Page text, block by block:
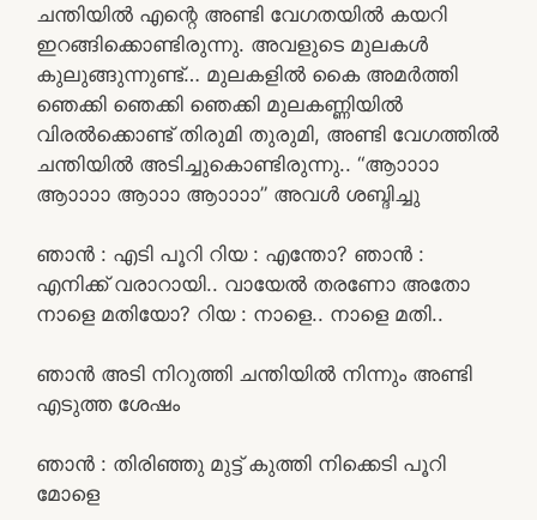
ചന്തിയിൽ എന്റെ അണ്ടി വേഗതയിൽ കയറി
ഇറങ്ങിക്കൊണ്ടിരുന്നു. അവളുടെ മുലകൾ
കുലുങ്ങുന്നുണ്ട്… മുലകളിൽ കൈ അമർത്തി
ഞെക്കി ഞെക്കി ഞെക്കി മുലകണ്ണിയിൽ
വിരൽക്കൊണ്ട് തിരുമി തുരുമി, അണ്ടി വേഗത്തിൽ
ചന്തിയിൽ അടിച്ചുകൊണ്ടിരുന്നു.. “ആാാാാ
ആാാാാ ആാാാ ആാാാാ” അവൾ ശബ്ദിച്ചു
ഞാൻ : എടി പൂറി റിയ : എന്തോ? ഞാൻ :
എനിക്ക് വരാറായി.. വായേൽ തരണോ അതോ
നാളെ മതിയോ? റിയ : നാളെ.. നാളെ മതി..
ഞാൻ അടി നിറുത്തി ചന്തിയിൽ നിന്നും അണ്ടി
എടുത്ത ശേഷം
ഞാൻ : തിരിഞ്ഞു മുട്ട് കുത്തി നിക്കെടി പൂറി
മോളെ